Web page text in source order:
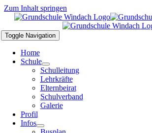
Zum Inhalt springen
Toggle Navigation
Home
Schule
Schulleitung
Lehrkräfte
Elternbeirat
Schulverband
Galerie
Profil
Infos